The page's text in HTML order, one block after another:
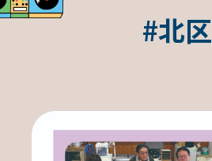
#北区